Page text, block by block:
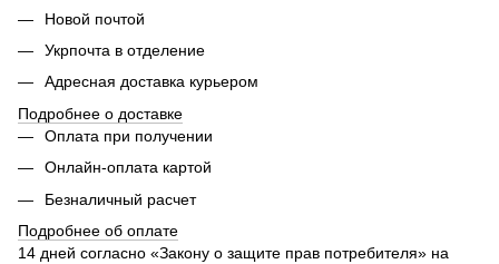
Новой почтой
Укрпочта в отделение
Адресная доставка курьером
Подробнее о доставке
Оплата при получении
Онлайн-оплата картой
Безналичный расчет
Подробнее об оплате
14 дней согласно «Закону о защите прав потребителя» на